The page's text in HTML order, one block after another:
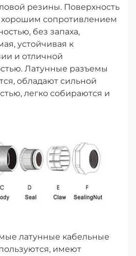
резины. Поверхность
хорошим сопротивлением
без запаха,
устойчивая к
и отличной
Латунные разъемы
обладают сильной
легко собираются и
латунные кабельные
имеют